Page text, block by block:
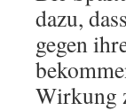
dazu,
gegen
Wirkung